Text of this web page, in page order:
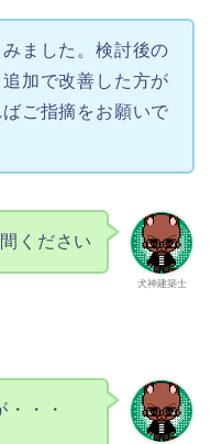
ました。検討後の
加で改善した方が
ご指摘をお願いで
犬神建築士
ください
・・・